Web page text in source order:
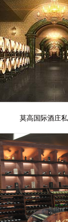
莫高国际酒庄